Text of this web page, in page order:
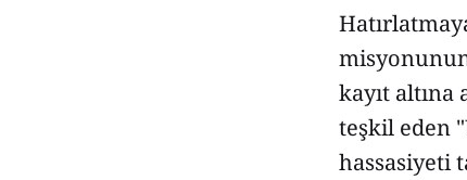
kayıt altına
teşkil eden
hassasiyeti